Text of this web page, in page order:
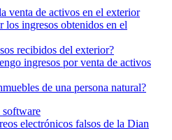
venta de activos en el exterior
los ingresos obtenidos en el
recibidos del exterior?
ingresos por venta de activos
de una persona natural?
software
electrónicos falsos de la Dian